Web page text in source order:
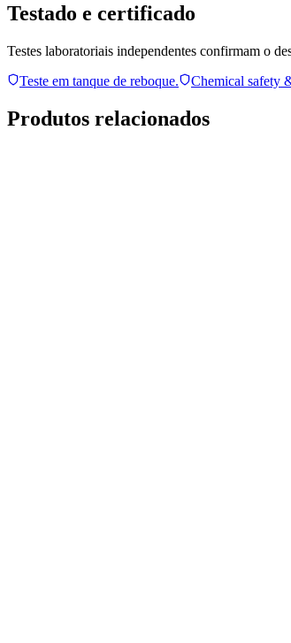
Testado e certificado
Testes laboratoriais independentes confirmam o
Teste em tanque de reboque.
Chemical safety
Produtos relacionados